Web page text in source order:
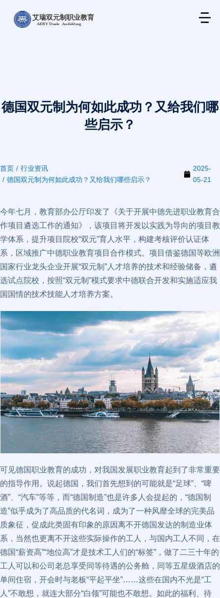
德国双元制为何如此成功？又给我们哪
些启示？
您在这里：
首页
行业资讯
德国双元制为何如此成功？又给我们哪些启示？
2025-
05-21
今年七月，教育部办公厅印发了《关于开展中德先进职业教育合
作项目遴选工作的通知》，该项目将开发以实践为导向的项目教
学体系，提升项目院校“双元”育人水平，构建考核评价认证体
系，区域推广中德职业教育项目合作模式。项目借鉴德国等欧洲
国家行业龙头企业开展“双元制”人才培养的技术和经验储备，遴
选试点院校，按照“双元制”模式要求中德联合开发和实施适应我
国国情的技术技能人才培养方案。
可见德国职业教育的成功，对我国发展职业教育起到了非常重要
的指导作用。说起德国，我们首先想到的可能就是“足球”、“啤
酒”、“汽车”等等，而“德国制造”也是许多人会提起的，“德国制
造”似乎成为了高品质的代名词，成为了一种风靡全球的完美品
质象征，促成此类固有印象的原因离不开德国发达的制造业体
系，当然也更离不开这些实际操作的工人，与国内工人不同，在
德国“薪资高”“地位高”才是技术工人们的“标签”，做了二三十年的
工人可以和公司老总享受同等待遇的公务舱，同等五星级酒店的
单间住宿，开会时与老板“平起平坐”……这些在国内不光是“工
人”不敢想，就连大部分“白领”可能也不敢想。如此的福利、待